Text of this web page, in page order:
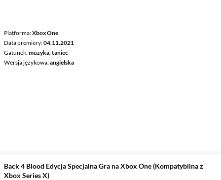
Platforma Xbox One
Data premiery 04.11.2021
Gatunek muzyka, taniec
Wersja językowa angielska
Back 4 Blood Edycja Specjalna Gra na Xbox One (Kompatybilna z
Xbox Series X)